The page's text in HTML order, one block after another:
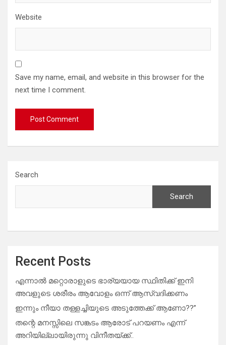
Website
Save my name, email, and website in this browser for the
next time I comment.
Search
Search
Recent Posts
എന്നാൽ മറ്റൊരാളുടെ ഭാര്യയായ സ്ഥിതിക്ക് ഇനി
അവളുടെ ശരീരം ആവോളം ഒന്ന് ആസ്വദിക്കണം
ഇന്നും നീയാ തള്ളച്ചിയുടെ അടുത്തേക്ക് ആണോ??”
തന്റെ മനസ്സിലെ സങ്കടം ആരോട് പറയണം എന്ന്
അറിയില്ലായിരുന്നു വിനീതയ്ക്ക്..